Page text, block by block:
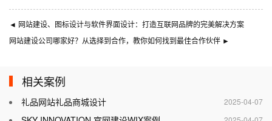
◄ 网站建设、图标设计与软件界面设计：打造互联网品牌的完美解决方案
网站建设公司哪家好？从选择到合作，教你如何找到最佳合作伙伴 ►
相关案例
2025-04-07
礼品网站礼品商城设计